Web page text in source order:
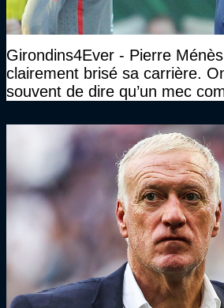
Girondins4Ever - Pierre
clairement brisé sa carrière.
souvent de dire qu’un mec